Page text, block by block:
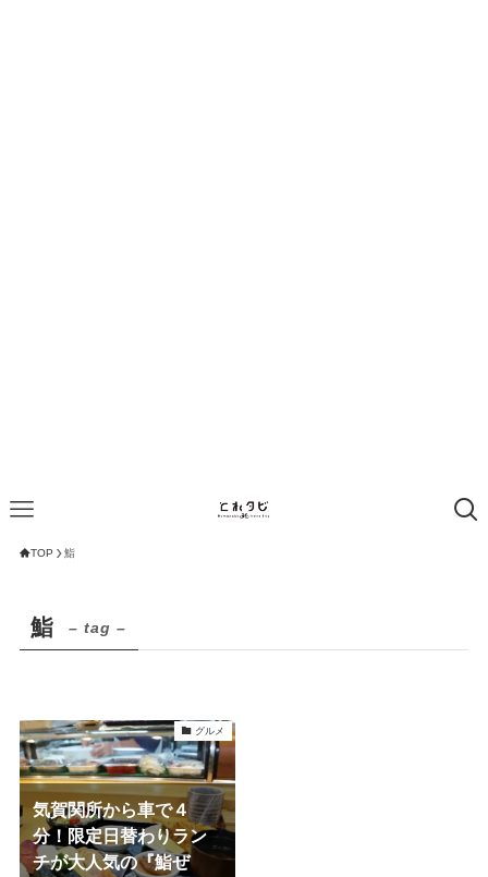
TOP 鮨
鮨 – tag –
グルメ
気賀関所から車で４
分！限定日替わりラン
チが大人気の『鮨ぜ